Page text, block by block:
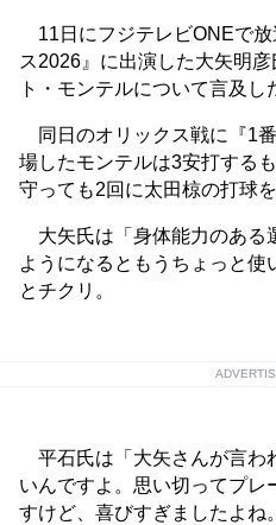
11日にフジテレビONEで放
ス2026』に出演した大矢明
ト・モンテルについて言及し
同日のオリックス戦に『1
場したモンテルは3安打する
守っても2回に太田椋の打球を
大矢氏は「身体能力のある
ようになるともうちょっと使
とチクリ。
平石氏は「大矢さんが言わ
いんですよ。思い切ってプ
すけど、喜びすぎましたよね